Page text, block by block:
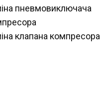
пневмовиключача
клапана компресора